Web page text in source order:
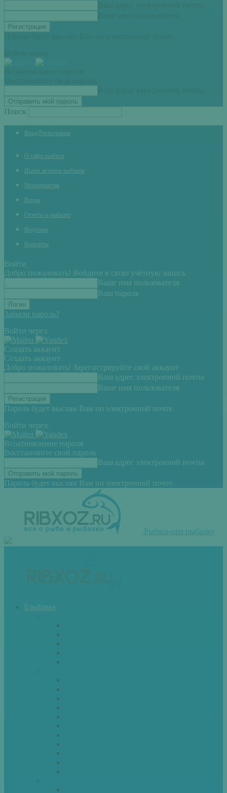
Ваш адрес электронной почты
Ваше имя пользователя
Пароль будет выслан Вам по электронной почте.
Войти через:
Всоатновление пароля
Восстановите свой пароль
Ваш адрес электронной почты
Поиск
Вход/Регистрация
О сайте рыбхоз
Ищем авторов рыбаков
Мероприятия
Видео
Отчеты о рыбалке
Водоемы
Контакты
Войти
Добро пожаловать! Войдите в свою учётную запись
Ваше имя пользователя
Ваш пароль
Забыли пароль?
Войти через:
Создать аккаунт
Создать аккаунт
Добро пожаловать! Зарегистрируйте свой аккаунт
Ваш адрес электронной почты
Ваше имя пользователя
Пароль будет выслан Вам по электронной почте.
Войти через:
Всоатновление пароля
Восстановите свой пароль
Ваш адрес электронной почты
Пароль будет выслан Вам по электронной почте.
Рыбхоз-про рыбалку
О рыбалке